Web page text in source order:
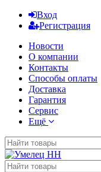
Вход
Регистрация
Новости
О компании
Контакты
Способы оплаты
Доставка
Гарантия
Сервис
Ещё